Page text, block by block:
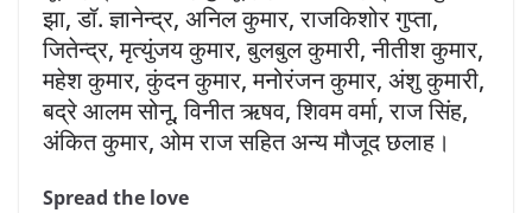
झा, डॉ. ज्ञानेन्द्र, अनिल कुमार, राजकिशोर गुप्ता,
जितेन्द्र, मृत्युंजय कुमार, बुलबुल कुमारी, नीतीश कुमार,
महेश कुमार, कुंदन कुमार, मनोरंजन कुमार, अंशु कुमारी,
बद्रे आलम सोनू, विनीत ऋषव, शिवम वर्मा, राज सिंह,
अंकित कुमार, ओम राज सहित अन्य मौजूद छलाह।
Spread the love